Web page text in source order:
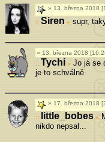
13. března 2018
Siren » supr,
13. března 2018
Tychi » Jo já se
je to schválně
17. března 2018
little_bobes»
nikdo nepsal...